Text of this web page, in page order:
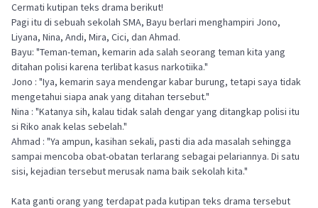
Cermati kutipan teks drama berikut!
Pagi itu di sebuah sekolah SMA, Bayu berlari menghampiri Jono,
Liyana, Nina, Andi, Mira, Cici, dan Ahmad.
Bayu: "Teman-teman, kemarin ada salah seorang teman kita yang
ditahan polisi karena terlibat kasus narkotiika."
Jono : "Iya, kemarin saya mendengar kabar burung, tetapi saya tidak
mengetahui siapa anak yang ditahan tersebut."
Nina : "Katanya sih, kalau tidak salah dengar yang ditangkap polisi itu
si Riko anak kelas sebelah."
Ahmad : "Ya ampun, kasihan sekali, pasti dia ada masalah sehingga
sampai mencoba obat-obatan terlarang sebagai pelariannya. Di satu
sisi, kejadian tersebut merusak nama baik sekolah kita."
Kata ganti orang yang terdapat pada kutipan teks drama tersebut